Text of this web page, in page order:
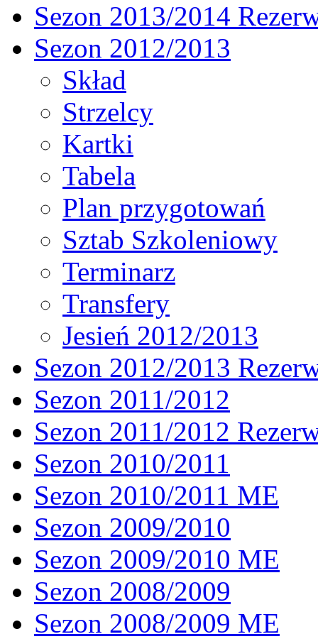
Sezon 2013/2014
Sezon 2012/2013
Skład
Strzelcy
Kartki
Tabela
Plan przygotowań
Sztab Szkoleniowy
Terminarz
Transfery
Jesień 2012/2013
Sezon 2012/2013
Sezon 2011/2012
Sezon 2011/2012
Sezon 2010/2011
Sezon 2010/2011 ME
Sezon 2009/2010
Sezon 2009/2010 ME
Sezon 2008/2009
Sezon 2008/2009 ME